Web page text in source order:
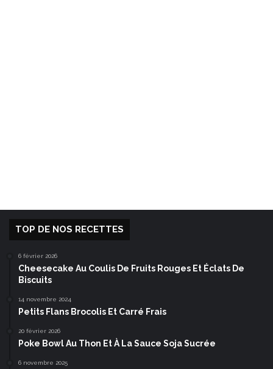
TOP DE NOS RECETTES
6 février 2026
Cheesecake Au Coulis De Fruits Rouges Et Éclats De
Biscuits
14 novembre 2024
Petits Flans Brocolis Et Carré Frais
20 février 2026
Poke Bowl Au Thon Et À La Sauce Soja Sucrée
6 novembre 2025